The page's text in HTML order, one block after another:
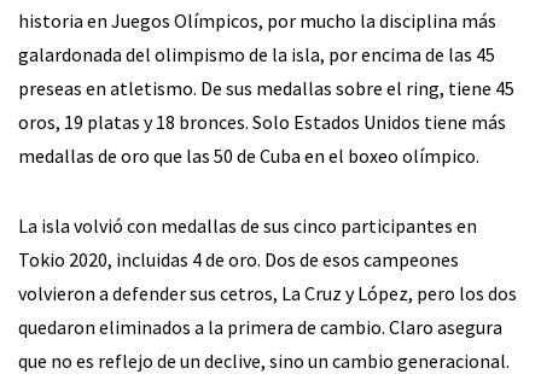
historia en Juegos Olímpicos, por mucho la disciplina más
galardonada del olimpismo de la isla, por encima de las 45
preseas en atletismo. De sus medallas sobre el ring, tiene 45
oros, 19 platas y 18 bronces. Solo Estados Unidos tiene más
medallas de oro que las 50 de Cuba en el boxeo olímpico.
La isla volvió con medallas de sus cinco participantes en
Tokio 2020, incluidas 4 de oro. Dos de esos campeones
volvieron a defender sus cetros, La Cruz y López, pero los dos
quedaron eliminados a la primera de cambio. Claro asegura
que no es reflejo de un declive, sino un cambio generacional.